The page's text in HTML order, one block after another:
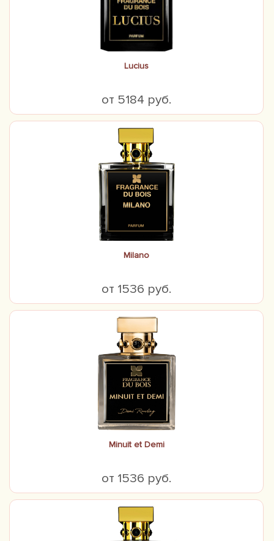
Lucius
от 5184 руб.
Milano
от 1536 руб.
Minuit et Demi
от 1536 руб.